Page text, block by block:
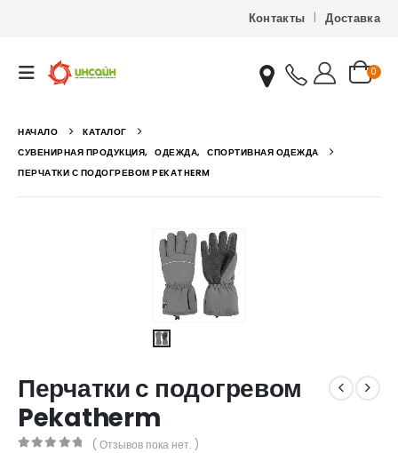
Контакты Доставка
0
НАЧАЛО
КАТАЛОГ
СУВЕНИРНАЯ ПРОДУКЦИЯ, ОДЕЖДА, СПОРТИВНАЯ ОДЕЖДА
ПЕРЧАТКИ С ПОДОГРЕВОМ PEKATHERM
Перчатки с подогревом
Pekatherm
( Отзывов пока нет. )